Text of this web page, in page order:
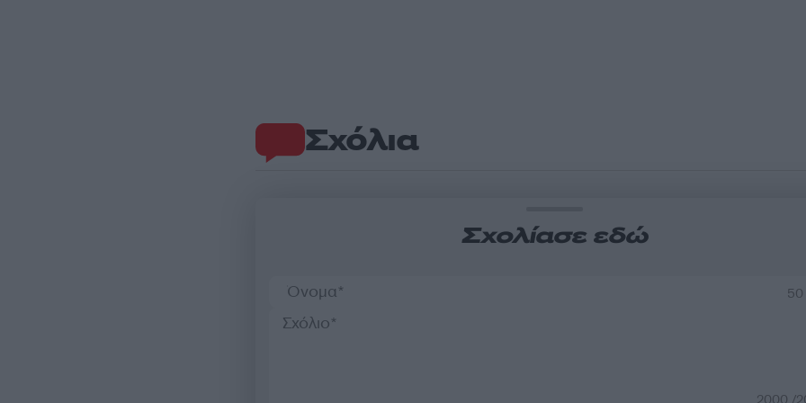
Σχόλια
Σχολίασε εδώ